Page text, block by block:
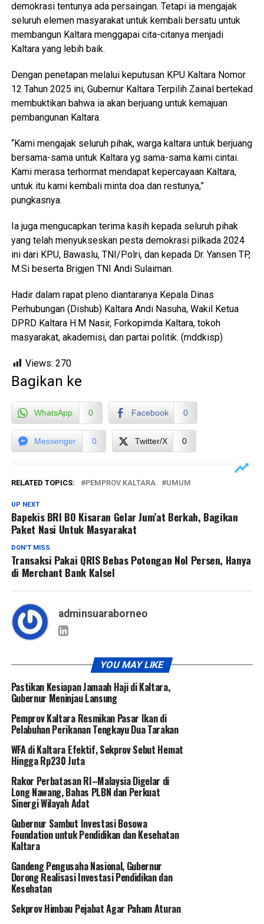
demokrasi tentunya ada persaingan. Tetapi ia mengajak
seluruh elemen masyarakat untuk kembali bersatu untuk
membangun Kaltara menggapai cita-citanya menjadi
Kaltara yang lebih baik.
Dengan penetapan melalui keputusan KPU Kaltara Nomor
12 Tahun 2025 ini, Gubernur Kaltara Terpilih Zainal bertekad
membuktikan bahwa ia akan berjuang untuk kemajuan
pembangunan Kaltara.
“Kami mengajak seluruh pihak, warga kaltara untuk berjuang
bersama-sama untuk Kaltara yg sama-sama kami cintai.
Kami merasa terhormat mendapat kepercayaan Kaltara,
untuk itu kami kembali minta doa dan restunya,”
pungkasnya.
Ia juga mengucapkan terima kasih kepada seluruh pihak
yang telah menyukseskan pesta demokrasi pilkada 2024
ini dari KPU, Bawaslu, TNI/Polri, dan kepada Dr. Yansen TP,
M.Si beserta Brigjen TNI Andi Sulaiman.
Hadir dalam rapat pleno diantaranya Kepala Dinas
Perhubungan (Dishub) Kaltara Andi Nasuha, Wakil Ketua
DPRD Kaltara H.M Nasir, Forkopimda Kaltara, tokoh
masyarakat, akademisi, dan partai politik. (mddkisp)
Views: 270
Bagikan ke
WhatsApp 0 Facebook 0
Messenger 0 Twitter/X 0
RELATED TOPICS: PEMPROV KALTARA UMUM
UP NEXT
Bapekis BRI BO Kisaran Gelar Jum’at Berkah, Bagikan
Paket Nasi Untuk Masyarakat
DON'T MISS
Transaksi Pakai QRIS Bebas Potongan Nol Persen, Hanya
di Merchant Bank Kalsel
adminsuaraborneo
YOU MAY LIKE
Pastikan Kesiapan Jamaah Haji di Kaltara,
Gubernur Meninjau Lansung
Pemprov Kaltara Resmikan Pasar Ikan di
Pelabuhan Perikanan Tengkayu Dua Tarakan
WFA di Kaltara Efektif, Sekprov Sebut Hemat
Hingga Rp230 Juta
Rakor Perbatasan RI–Malaysia Digelar di
Long Nawang, Bahas PLBN dan Perkuat
Sinergi Wilayah Adat
Gubernur Sambut Investasi Bosowa
Foundation untuk Pendidikan dan Kesehatan
Kaltara
Gandeng Pengusaha Nasional, Gubernur
Dorong Realisasi Investasi Pendidikan dan
Kesehatan
Sekprov Himbau Pejabat Agar Paham Aturan